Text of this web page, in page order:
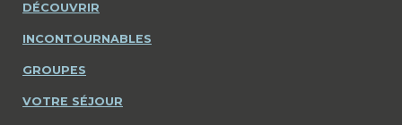
DÉCOUVRIR
INCONTOURNABLES
GROUPES
VOTRE SÉJOUR